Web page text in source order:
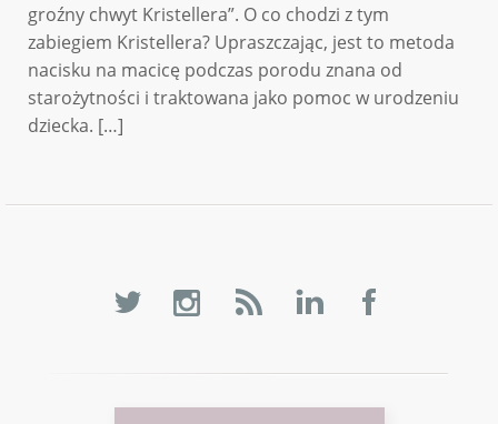
groźny chwyt Kristellera”. O co chodzi z tym
zabiegiem Kristellera? Upraszczając, jest to metoda
nacisku na macicę podczas porodu znana od
starożytności i traktowana jako pomoc w urodzeniu
dziecka. […]